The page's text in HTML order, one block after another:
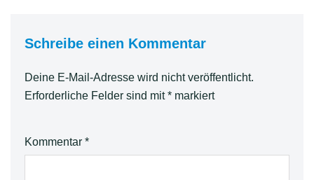
Schreibe einen Kommentar
Deine E-Mail-Adresse wird nicht veröffentlicht.
Erforderliche Felder sind mit* markiert
Kommentar *